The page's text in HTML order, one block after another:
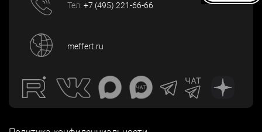
Тел: +7 (495) 221-66-66
meffert.ru